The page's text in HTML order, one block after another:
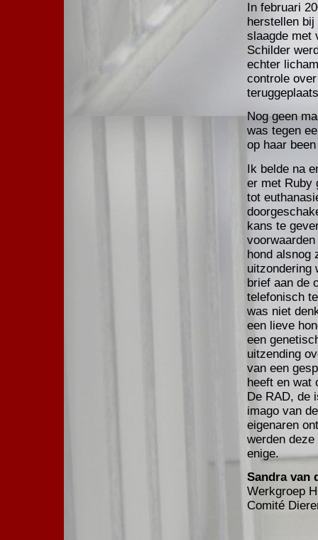
In februari
herstellen
slaagde met
Schilder
echter
controle
Nog geen
was tegen
op haar
Ik belde na
er met Ruby
tot
kans te
hond alsnog
uitzondering
brief aan de
telefonisch
was niet
een lieve
een
uitzending
van een
heeft en wat
De RAD, de
imago van
eigenaren
werden
enige.
Sandra van
Werkgroep
Comité